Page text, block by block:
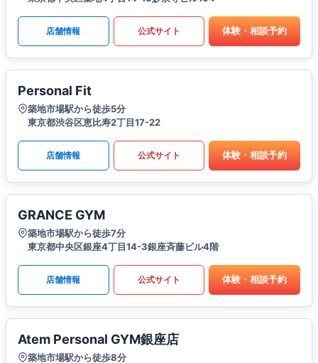
店舗情報 公式サイト 体験・相談予約
Personal Fit
築地市場駅から徒歩5分
東京都渋谷区恵比寿2丁目17-22
店舗情報 公式サイト 体験・相談予約
GRANCE GYM
築地市場駅から徒歩7分
東京都中央区銀座4丁目14-3銀座斉藤ビル4階
店舗情報 公式サイト 体験・相談予約
Atem Personal GYM銀座店
築地市場駅から徒歩8分